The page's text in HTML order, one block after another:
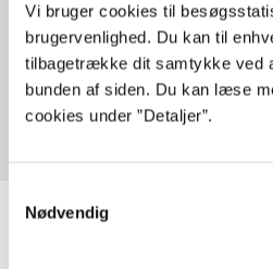
Vi bruger cookies til
brugervenlighed. Du kan til
tilbagetrække dit samtykke ved
bunden af siden. Du kan læse
cookies under ”Detaljer”.
Nødvendig
Artikler med samme
Fra